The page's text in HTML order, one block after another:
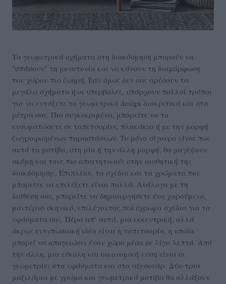
Τα γεωμετρικά σχήματα στη διακόσμηση μπορούν να
"σπάσουν" τη μονοτονία και να κάνουν τη διαμόρφωση
του χώρου πιο ζωηρή. Εάν όμως δεν σας αρέσουν τα
μεγάλα σχήματα ή οι υπερβολές, υπάρχουν πολλοί τρόποι
για να εντάξετε το γεωμετρικό design διακριτικά και στα
μέτρα σας. Πιο συγκεκριμένα, μπορείτε να το
ενσωματώσετε σε ταπετσαρίες, πλακάκια ή με την μορφή
ζωγραφισμένων παραστάσεων. Το μόνο σίγουρο είναι πως
αυτά τα μοτίβα, στη μία ή την άλλη μορφή, θα μαγέψουν
ακόμη και τους πιο απαιτητικούς στην αισθητική της
διακόσμησης. Επιπλέον, τα σχέδια και τα χρώματα που
μπορείτε να επιλέξετε είναι πολλά. Ανάλογα με τη
διάθεση σας, μπορείτε να δημιουργήσετε ένα χαρούμενο,
μοντέρνο σκηνικό, επιλέγοντας πολύχρωμα σχέδια για τα
υφάσματα σας. Πέρα απ’ αυτά, μια εκκεντρική, αλλά
άκρως εντυπωσιακή ιδέα είναι η ταπετσαρία, η οποία
μπορεί να απογειώσει έναν χώρο μέσα σε λίγα λεπτά. Από
την άλλη, μια εύκολη και οικονομική λύση είναι οι
γεωμετρίες στα υφάσματα και στα αξεσουάρ. Δύο-τρία
μαξιλάρια με χρώμα και γεωμετρικά μοτίβα θα αλλάξουν